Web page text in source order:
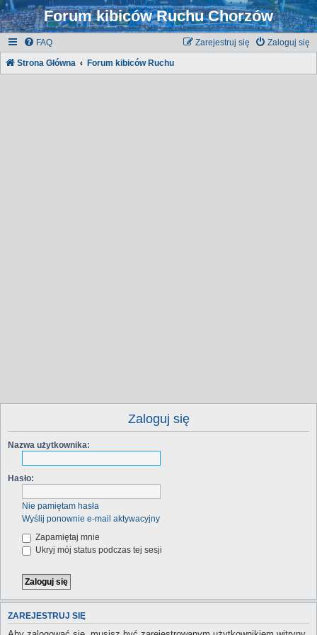
Forum kibiców Ruchu Chorzów
FAQ Zaloguj się
Zarejestruj się
Strona Główna Forum kibiców Ruchu
Zaloguj się
Nazwa użytkownika:
Hasło:
Nie pamiętam hasła
Wyślij ponownie e-mail aktywacyjny
Zapamiętaj mnie
Ukryj mój status podczas tej sesji
ZAREJESTRUJ SIĘ